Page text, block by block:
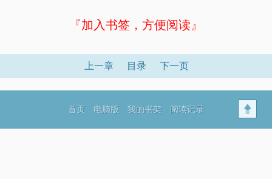
『加入书签，方便阅读』
上一章 目录 下一页
首页 电脑版 我的书架 阅读记录